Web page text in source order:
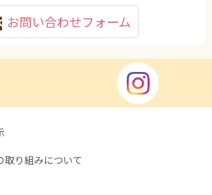
お問い合わせフォーム
取り組みについて